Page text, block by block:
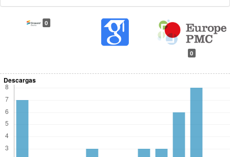
0
0
Descargas